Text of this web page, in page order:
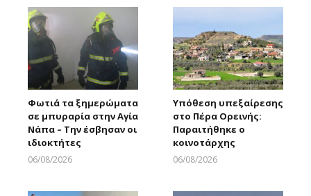
Φωτιά τα ξημερώματα
σε μπυραρία στην Αγία
Νάπα – Την έσβησαν οι
ιδιοκτήτες
06/08/2026
Υπόθεση υπεξαίρεσης
στο Πέρα Ορεινής:
Παραιτήθηκε ο
κοινοτάρχης
06/08/2026